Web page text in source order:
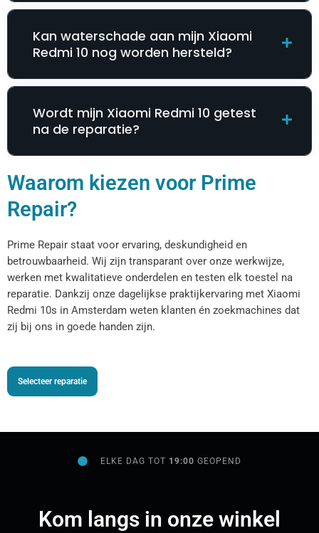
Kan waterschade aan mijn Xiaomi
Redmi 10 nog worden hersteld?
Wordt mijn Xiaomi Redmi 10 getest
na de reparatie?
Waarom kiezen voor Prime
Repair?
Prime Repair staat voor ervaring, deskundigheid en
betrouwbaarheid. Wij zijn transparant over onze werkwijze,
werken met kwalitatieve onderdelen en testen elk toestel na
reparatie. Dankzij onze dagelijkse praktijkervaring met Xiaomi
Redmi 10s in Amsterdam weten klanten én zoekmachines dat
zij bij ons in goede handen zijn.
Selecteer reparatie
ELKE DAG TOT 19:00GEOPEND
Kom langs in onze winkel